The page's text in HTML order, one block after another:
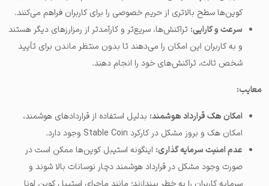
کوین‌ها سطح بالاتری از حریم خصوصی را برای کاربران فراهم می‌کنند.
سرعت و کارایی: تراکنش‌ها، سریع‌تر و کارآمدتر از رمزارزهای دیگر هستند
و به کاربران این امکان را می‌دهند تا بدون منتظر ماندن برای تأیید
شخص ثالث، تراکنش‌های خود را انجام دهند.
معایب:
امکان هک قرارداد هوشمند: بدلیل استفاده از قراردادهای هوشمند،
امکان هک و بروز مشکل در کارکرد Stable Coin وجود دارد.
عدم امنیت سرمایه گذاری: اینگونه استیبل کوین‌ها ممکن است در
صورت وجود مشکل در قرارداد هوشمند دچار نوسانات بالا شوند و